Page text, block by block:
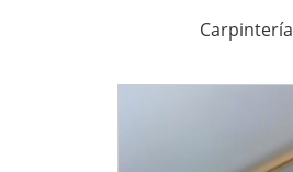
Carpintería